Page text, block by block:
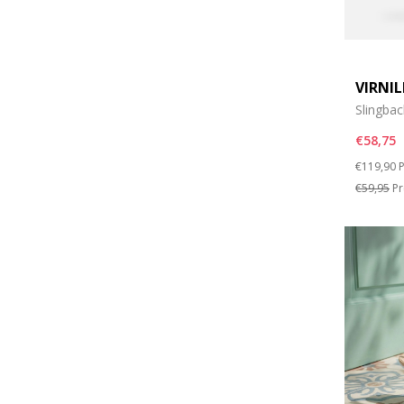
€58,75
Price
€119,90
€59,95